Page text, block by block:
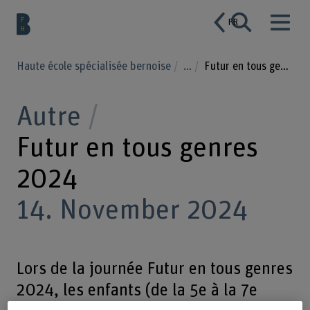
FR
Haute école spécialisée bernoise ... Futur en tous genres 2024
Autre
Futur en tous genres
2024
14. November 2024
Lors de la journée Futur en tous genres
2024, les enfants (de la 5e à la 7e